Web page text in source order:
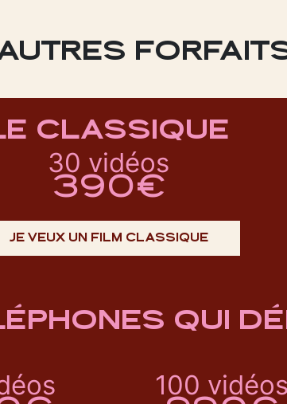
CLASSIQUE
30 vidéos
390€
JE VEUX UN FILM CLASSIQUE
QUI
100